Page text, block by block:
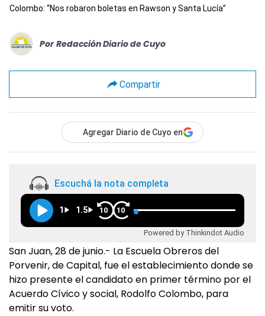
Colombo: “Nos robaron boletas en Rawson y Santa Lucía”
Por Redacción Diario de Cuyo
Compartir
Agregar Diario de Cuyo en
Escuchá la nota completa
1 1.5 10 10
Powered by Thinkindot Audio
San Juan, 28 de junio.- La Escuela Obreros del
Porvenir, de Capital, fue el establecimiento donde se
hizo presente el candidato en primer término por el
Acuerdo Cívico y social, Rodolfo Colombo, para
emitir su voto.